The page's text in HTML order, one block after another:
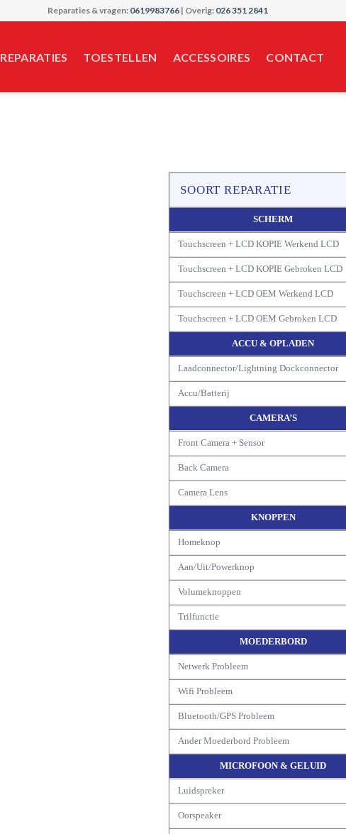
Reparaties & vragen: 0619983766| Overig: 026 351 2841
REPARATIES TOESTELLEN ACCESSOIRES CONTACT
SOORT REPARATIE
SCHERM
Touchscreen + LCD KOPIE Werkend LCD
Touchscreen + LCD KOPIE Gebroken LCD
Touchscreen + LCD OEM Werkend LCD
Touchscreen + LCD OEM Gebroken LCD
ACCU & OPLADEN
Laadconnector/Lightning Dockconnector
Accu/Batterij
CAMERA’S
Front Camera + Sensor
Back Camera
Camera Lens
KNOPPEN
Homeknop
Aan/Uit/Powerknop
Volumeknoppen
Trilfunctie
MOEDERBORD
Netwerk Probleem
Wifi Probleem
Bluetooth/GPS Probleem
Ander Moederbord Probleem
MICROFOON & GELUID
Luidspreker
Oorspeaker